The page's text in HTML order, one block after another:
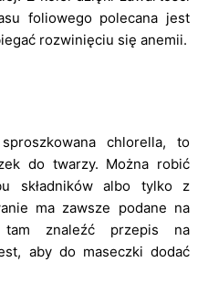
foliowego polecana jest
rozwinięciu się anemii.
chlorella, to
do twarzy. Można robić
składników albo tylko z
ma zawsze podane na
tam znaleźć przepis na
aby do maseczki dodać